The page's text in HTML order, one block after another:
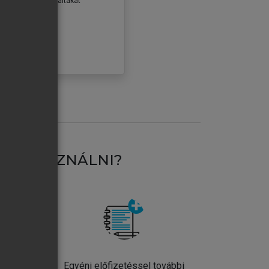
HASZNÁLNI?
Egyéni előfizetéssel további